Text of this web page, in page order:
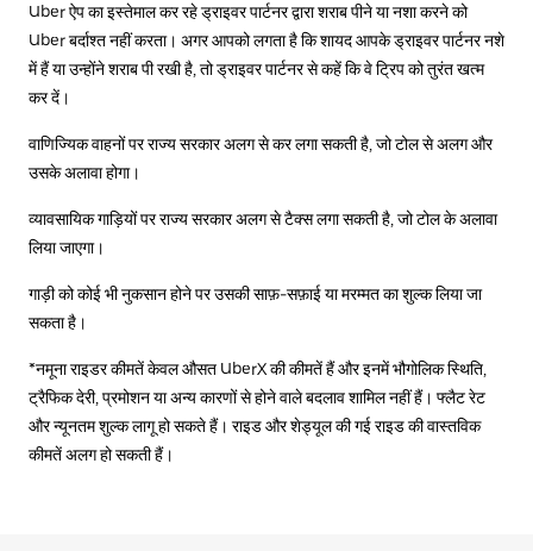
Uber ऐप का इस्तेमाल कर रहे ड्राइवर पार्टनर द्वारा शराब पीने या नशा करने को
Uber बर्दाश्त नहीं करता। अगर आपको लगता है कि शायद आपके ड्राइवर पार्टनर नशे
में हैं या उन्होंने शराब पी रखी है, तो ड्राइवर पार्टनर से कहें कि वे ट्रिप को तुरंत खत्म
कर दें।
वाणिज्यिक वाहनों पर राज्य सरकार अलग से कर लगा सकती है, जो टोल से अलग और
उसके अलावा होगा।
व्यावसायिक गाड़ियों पर राज्य सरकार अलग से टैक्स लगा सकती है, जो टोल के अलावा
लिया जाएगा।
गाड़ी को कोई भी नुकसान होने पर उसकी साफ़-सफ़ाई या मरम्मत का शुल्क लिया जा
सकता है।
*नमूना राइडर कीमतें केवल औसत UberX की कीमतें हैं और इनमें भौगोलिक स्थिति,
ट्रैफिक देरी, प्रमोशन या अन्य कारणों से होने वाले बदलाव शामिल नहीं हैं। फ्लैट रेट
और न्यूनतम शुल्क लागू हो सकते हैं। राइड और शेड्यूल की गई राइड की वास्तविक
कीमतें अलग हो सकती हैं।